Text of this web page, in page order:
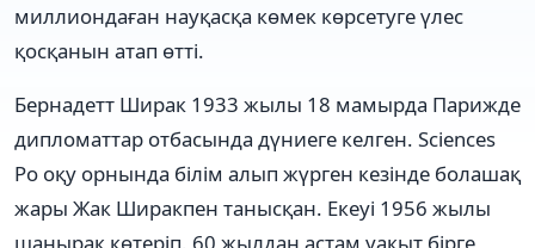
миллиондаған науқасқа көмек көрсетуге үлес
қосқанын атап өтті.
Бернадетт Ширак 1933 жылы 18 мамырда Парижде
дипломаттар отбасында дүниеге келген. Sciences
Po оқу орнында білім алып жүрген кезінде болашақ
жары Жак Ширакпен танысқан. Екеуі 1956 жылы
шаңырақ көтеріп, 60 жылдан астам уақыт бірге